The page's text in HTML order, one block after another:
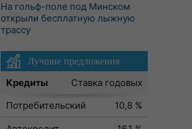
На гольф-поле под Минском
открыли бесплатную лыжную
трассу
Лучшие предложения
Кредиты
Ставка годовых
Потребительский
10,8 %